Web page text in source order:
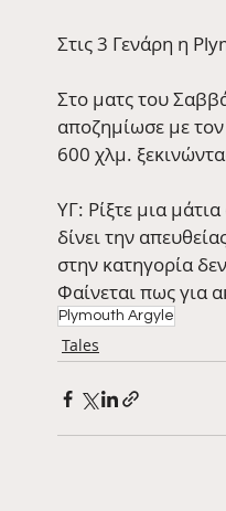
Στις 3 Γενάρη η
Στο ματς του
αποζημίωσε με
600 χλμ.
ΥΓ: Ρίξτε μια
δίνει την
στην κατηγορία
Φαίνεται πως για
Plymouth Argyle
Tales